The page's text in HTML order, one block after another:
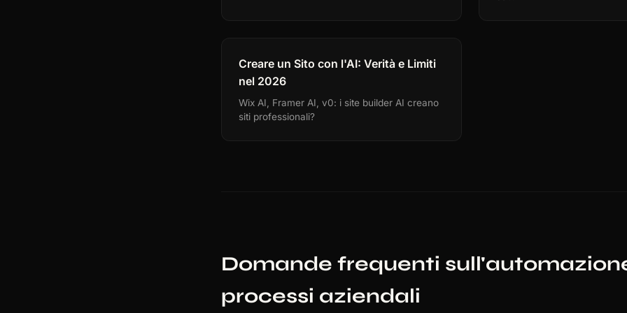
Creare un Sito con l'AI: Verità e Limiti
nel 2026
Wix AI, Framer AI, v0: i site builder AI creano
siti professionali?
Domande frequenti
processi aziendali